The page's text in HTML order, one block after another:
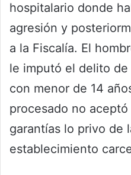
hospitalario donde
agresión y
a la Fiscalía. El
le imputó el delito
con menor de 14
procesado no
garantías lo privo de
establecimiento